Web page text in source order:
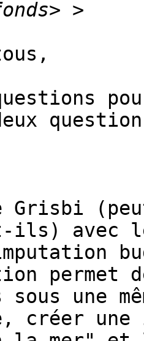
Grisbi
ils) avec
permet
sous une
créer